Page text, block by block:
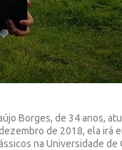
Borges, de 34 anos,
de 2018, ela irá
na Universidade de